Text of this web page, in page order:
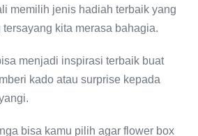
memilih jenis hadiah terbaik yang
kita merasa bahagia.
menjadi inspirasi terbaik buat
kado atau surprise kepada
bisa kamu pilih agar flower box